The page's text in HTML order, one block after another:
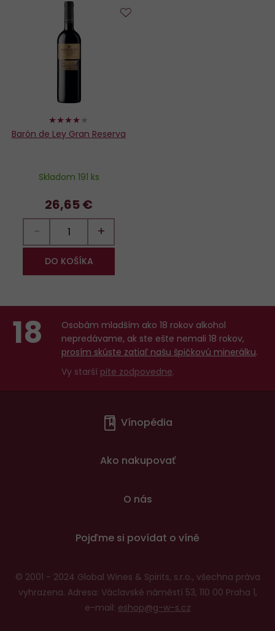
80%
Barón de Ley Gran Reserva
Skladom 191 ks
26,65 €
− +
DO KOŠÍKA
18
Osobám mladším ako 18 rokov alkohol
nepredávame, ak ste ešte nemali 18 rokov,
prosím skúste zatiaľ našu špičkovú minerálku.
Vy starší pite zodpovedne.
Vínopédia
Ako nakupovať
O nás
Pojďme si povídat o víně
© 2001 - 2024 Global Wines & Spirits, s.r.o., všechna práva
vyhrazena. Adresa: Václavské náměstí 53, 110 00 Praha 1,
e-mail: eshop@g-w-s.cz